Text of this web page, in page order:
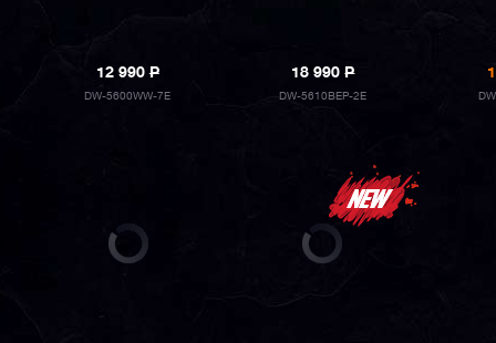
12 990P
DW-5600WW-7E
18 990P
DW-5610BEP-2E